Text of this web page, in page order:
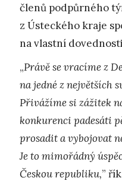
členů podpůrného
z Ústeckého kraje
na vlastní
„Právě se vracíme z
na jedné z největších
Přivážíme si zážitek
konkurenci padesáti
prosadit a vybojovat
Je to mimořádný
Českou republiku,”